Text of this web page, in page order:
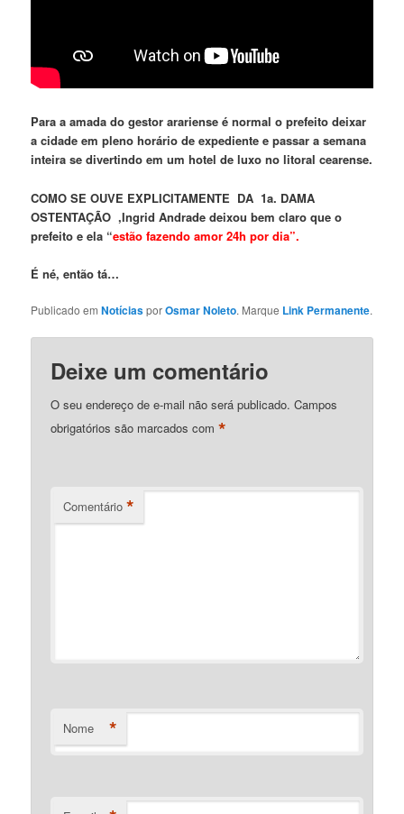
Para a amada do gestor arariense é normal o prefeito deixar
a cidade em pleno horário de expediente e passar a semana
inteira se divertindo em um hotel de luxo no litoral cearense.
COMO SE OUVE EXPLICITAMENTE DA 1a. DAMA
OSTENTAÇÃO ,Ingrid Andrade deixou bem claro que o
prefeito e ela “estão fazendo amor 24h por dia”.
É né, então tá…
Publicado emNotíciasporOsmar Noleto. Marque Link Permanente.
Deixe um comentário
O seu endereço de e-mail não será publicado. Campos
obrigatórios são marcados com*
Comentário *
Nome *